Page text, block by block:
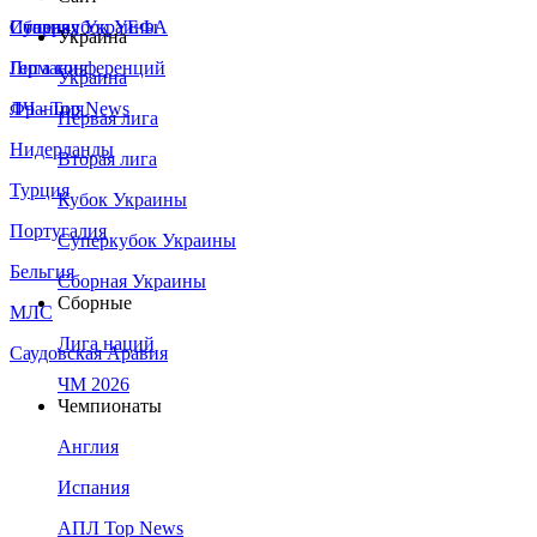
Сборная Украины
Италия
Германия
Франция
Нидерланды
Турция
Португалия
Бельгия
МЛС
Саудовская Аравия
Суперкубок УЕФА
Лига конференций
ЛЧ - Top News
Украина
Украина
Первая лига
Вторая лига
Кубок Украины
Суперкубок Украины
Сборная Украины
Сборные
Лига наций
ЧМ 2026
Чемпионаты
Англия
Испания
АПЛ Top News